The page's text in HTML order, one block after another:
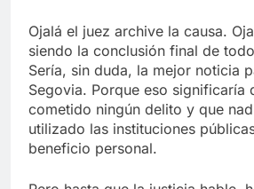
Ojalá el juez archive la causa.
siendo la conclusión final de
Sería, sin duda, la mejor noticia
Segovia. Porque eso significaría
cometido ningún delito y que
utilizado las instituciones
beneficio personal.